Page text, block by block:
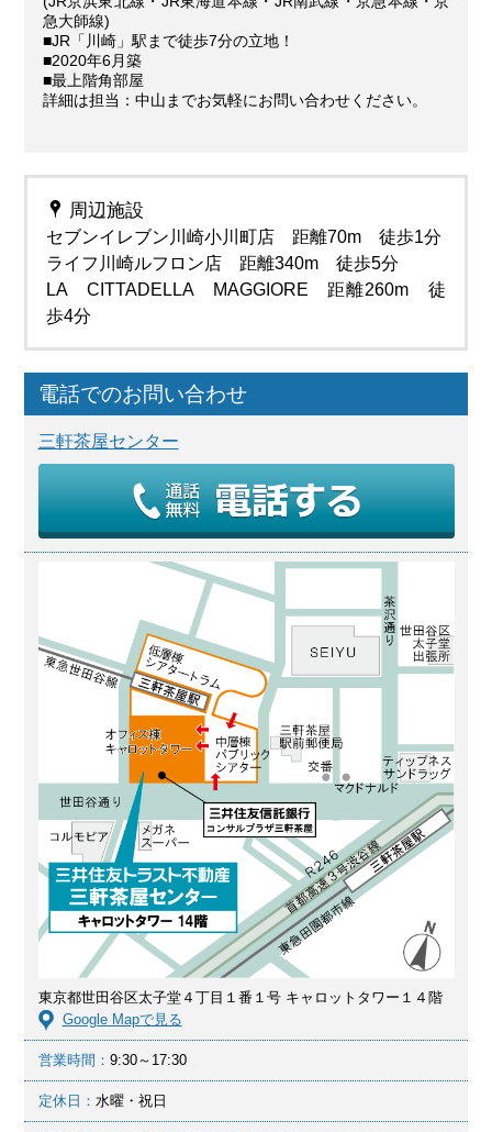
急大師線)
■JR「川崎」駅まで徒歩7分の立地！
■2020年6月築
■最上階角部屋
詳細は担当：中山までお気軽にお問い合わせください。
周辺施設
セブンイレブン川崎小川町店 距離70m 徒歩1分
ライフ川崎ルフロン店 距離340m 徒歩5分
LA CITTADELLA MAGGIORE 距離260m 徒
歩4分
電話でのお問い合わせ
三軒茶屋センター
東京都世田谷区太子堂４丁目１番１号 キャロットタワー１４階
Google Mapで見る
営業時間： 9:30～17:30
定休日： 水曜・祝日